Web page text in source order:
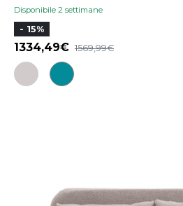
Disponibile 2 settimane
- 15%
1334,49 1569,99